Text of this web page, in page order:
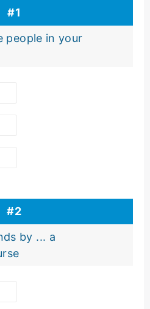
#1
people in your
#2
by ... a